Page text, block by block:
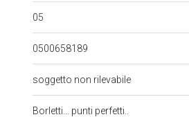
05
0500658189
soggetto non rilevabile
Borletti... punti perfetti..